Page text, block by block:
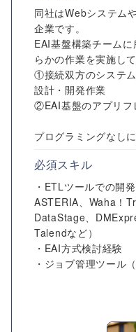
同社はWebシステム
企業です。
EAI基盤構築チーム
らかの作業を実施し
①接続双方のシステ
設計・開発作業
②EAI基盤のアプリフ
プログラミングなし
必須スキル
・ETLツールでの開
ASTERIA、Waha！
DataStage、
Talendなど）
・EAI方式検討経験
・ジョブ管理ツール